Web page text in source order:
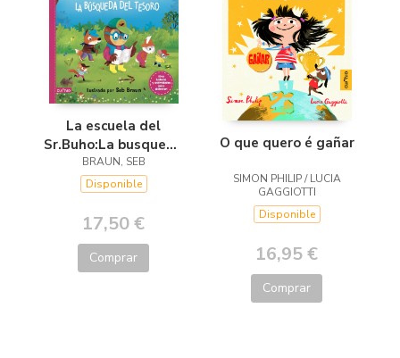
La escuela del
Sr.Buho:La busqueda
del tesoro
BRAUN, SEB
Disponible
17,50 €
Comprar
O que quero é gañar
SIMON PHILIP / LUCIA
GAGGIOTTI
Disponible
16,95 €
Comprar